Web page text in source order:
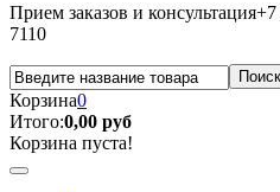
Прием заказов и консультация+7
7110
Корзина0
Итого:0,00 руб
Корзина пуста!